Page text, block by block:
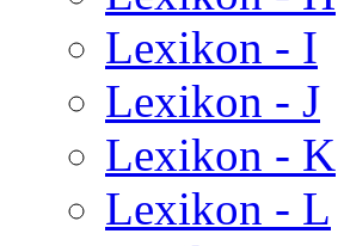
Lexikon - I
Lexikon - J
Lexikon - K
Lexikon - L